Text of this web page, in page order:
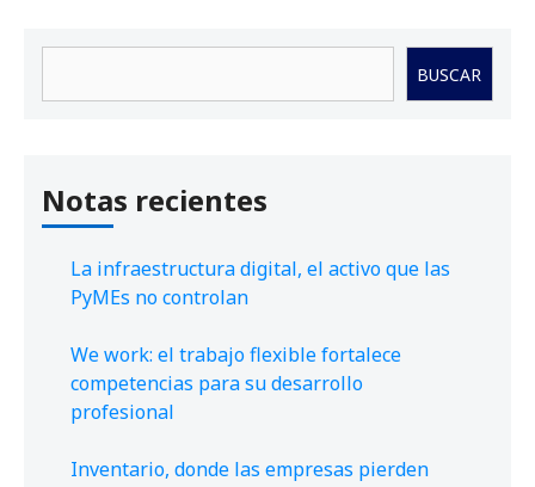
BUSCAR
Notas recientes
La infraestructura digital, el activo que las
PyMEs no controlan
We work: el trabajo flexible fortalece
competencias para su desarrollo
profesional
Inventario, donde las empresas pierden